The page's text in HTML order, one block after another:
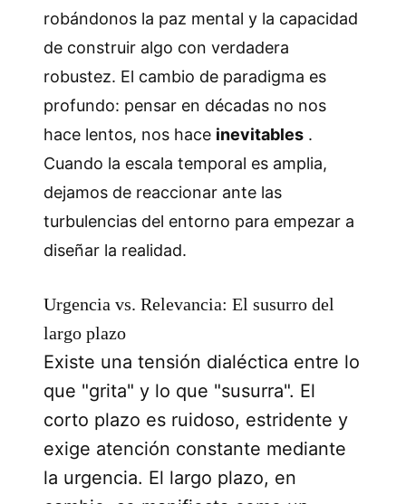
robándonos la paz mental y la capacidad
de construir algo con verdadera
robustez. El cambio de paradigma es
profundo: pensar en décadas no nos
hace lentos, nos hace inevitables .
Cuando la escala temporal es amplia,
dejamos de reaccionar ante las
turbulencias del entorno para empezar a
diseñar la realidad.
Urgencia vs. Relevancia: El susurro del
largo plazo
Existe una tensión dialéctica entre lo
que "grita" y lo que "susurra". El
corto plazo es ruidoso, estridente y
exige atención constante mediante
la urgencia. El largo plazo, en